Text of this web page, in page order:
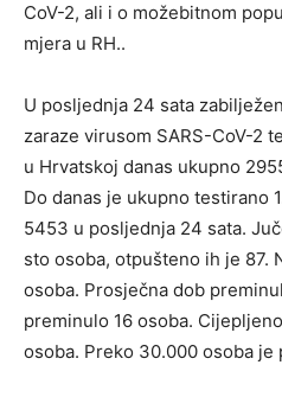
CoV-2, ali i o možebitnom
mjera u RH..
U posljednja 24 sata
zaraze virusom SARS-CoV-2
u Hrvatskoj danas ukupno
Do danas je ukupno testirano
5453 u posljednja 24 sata.
sto osoba, otpušteno ih je 87.
osoba. Prosječna dob
preminulo 16 osoba.
osoba. Preko 30.000 osoba